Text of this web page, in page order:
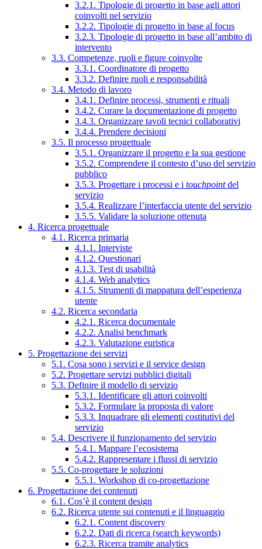
3.2.1. Tipologie di progetto in base agli attori
coinvolti nel servizio
3.2.2. Tipologie di progetto in base al focus
3.2.3. Tipologie di progetto in base all’ambito di
intervento
3.3. Competenze, ruoli e figure coinvolte
3.3.1. Coordinatore di progetto
3.3.2. Definire ruoli e responsabilità
3.4. Metodo di lavoro
3.4.1. Definire processi, strumenti e rituali
3.4.2. Curare la documentazione di progetto
3.4.3. Organizzare tavoli tecnici collaborativi
3.4.4. Prendere decisioni
3.5. Il processo progettuale
3.5.1. Organizzare il progetto e la sua gestione
3.5.2. Comprendere il contesto d’uso del servizio
pubblico
3.5.3. Progettare i processi e i touchpointdel
servizio
3.5.4. Realizzare l’interfaccia utente del servizio
3.5.5. Validare la soluzione ottenuta
4. Ricerca progettuale
4.1. Ricerca primaria
4.1.1. Interviste
4.1.2. Questionari
4.1.3. Test di usabilità
4.1.4. Web analytics
4.1.5. Strumenti di mappatura dell’esperienza
utente
4.2. Ricerca secondaria
4.2.1. Ricerca documentale
4.2.2. Analisi benchmark
4.2.3. Valutazione euristica
5. Progettazione dei servizi
5.1. Cosa sono i servizi e il service design
5.2. Progettare servizi pubblici digitali
5.3. Definire il modello di servizio
5.3.1. Identificare gli attori coinvolti
5.3.2. Formulare la proposta di valore
5.3.3. Inquadrare gli elementi costitutivi del
servizio
5.4. Descrivere il funzionamento del servizio
5.4.1. Mappare l’ecosistema
5.4.2. Rappresentare i flussi di servizio
5.5. Co-progettare le soluzioni
5.5.1. Workshop di co-progettazione
6. Progettazione dei contenuti
6.1. Cos’è il content design
6.2. Ricerca utente sui contenuti e il linguaggio
6.2.1. Content discovery
6.2.2. Dati di ricerca (search keywords)
6.2.3. Ricerca tramite analytics